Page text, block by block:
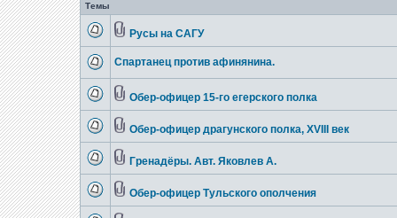
Темы
Русы на САГУ
Спартанец против афинянина.
Обер-офицер 15-го егерского полка
Обер-офицер драгунского полка, XVIII век
Гренадёры. Авт. Яковлев А.
Обер-офицер Тульского ополчения